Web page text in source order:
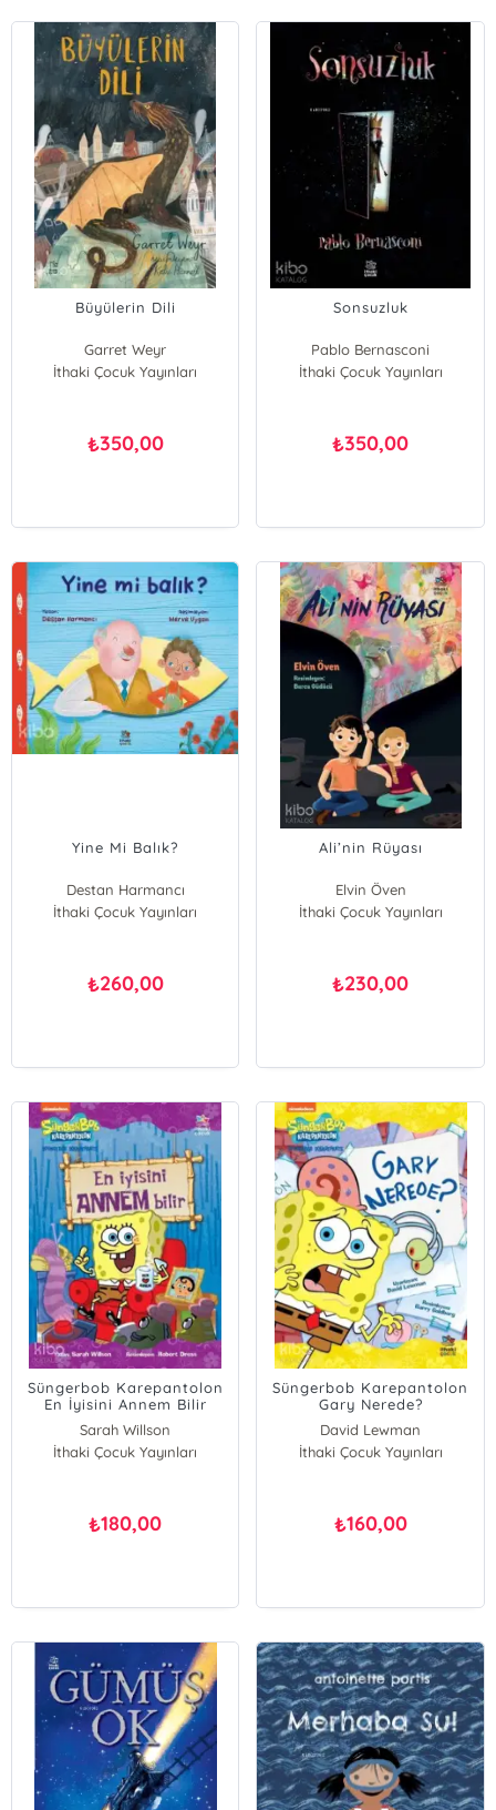
Büyülerin Dili
Garret Weyr
İthaki Çocuk Yayınları
₺350,00
Sonsuzluk
Pablo Bernasconi
İthaki Çocuk Yayınları
₺350,00
Yine Mi Balık?
Destan Harmancı
İthaki Çocuk Yayınları
₺260,00
Ali’nin Rüyası
Elvin Öven
İthaki Çocuk Yayınları
₺230,00
Süngerbob Karepantolon
En İyisini Annem Bilir
Sarah Willson
İthaki Çocuk Yayınları
₺180,00
Süngerbob Karepantolon
Gary Nerede?
David Lewman
İthaki Çocuk Yayınları
₺160,00